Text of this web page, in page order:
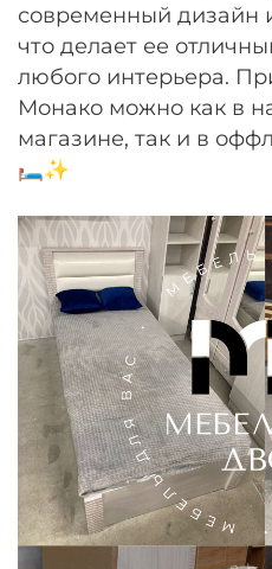
современный дизайн
что делает ее
любого интерьера.
Монако можно как в
магазине, так и в
🛏️✨
раз
Остались
8 800